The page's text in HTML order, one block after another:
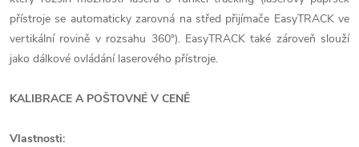
přístroje se automaticky zarovná na střed přijímače EasyTRACK ve
vertikální rovině v rozsahu 360°). EasyTRACK také zároveň slouží
jako dálkové ovládání laserového přístroje.
KALIBRACE A POŠTOVNÉ V CENĚ
Vlastnosti: